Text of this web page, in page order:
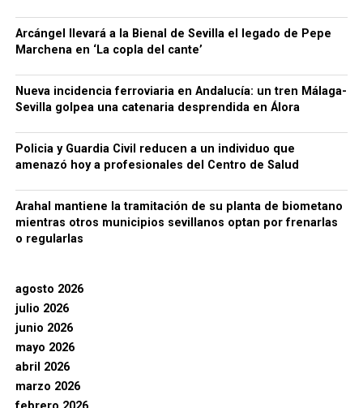
Arcángel llevará a la Bienal de Sevilla el legado de Pepe
Marchena en ‘La copla del cante’
Nueva incidencia ferroviaria en Andalucía: un tren Málaga-
Sevilla golpea una catenaria desprendida en Álora
Policia y Guardia Civil reducen a un individuo que
amenazó hoy a profesionales del Centro de Salud
Arahal mantiene la tramitación de su planta de biometano
mientras otros municipios sevillanos optan por frenarlas
o regularlas
agosto 2026
julio 2026
junio 2026
mayo 2026
abril 2026
marzo 2026